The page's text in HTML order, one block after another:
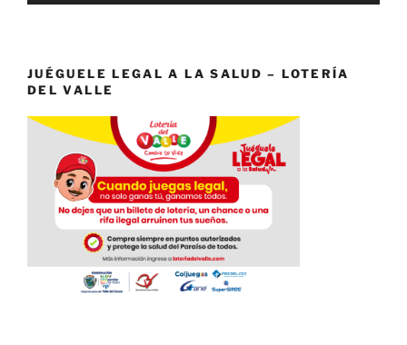
JUÉGUELE LEGAL A LA SALUD – LOTERÍA
DEL VALLE